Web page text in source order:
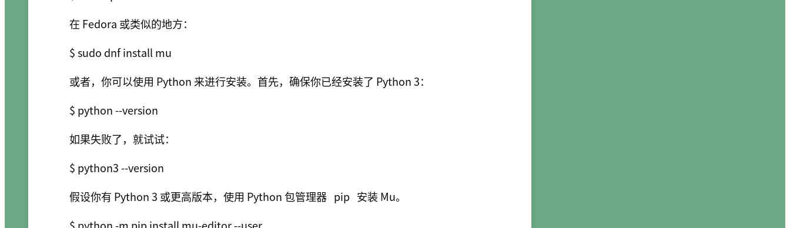
在 Fedora 或类似的地方：
或者，你可以使用 Python 来进行安装。首先，确保你已经安装了 Python 3：
如果失败了，就试试：
假设你有 Python 3 或更高版本，使用 Python 包管理器 pip 安装 Mu。